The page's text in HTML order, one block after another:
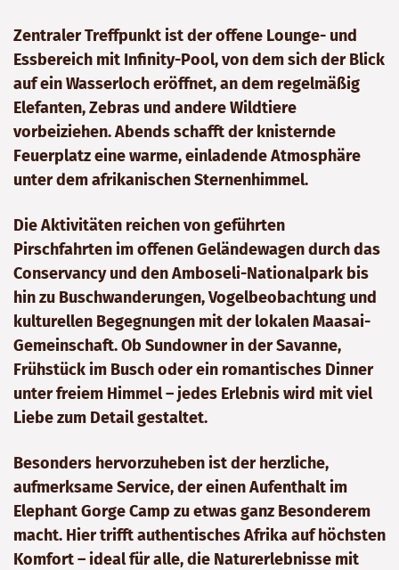
Zentraler Treffpunkt ist der offene Lounge- und
Essbereich mit Infinity-Pool, von dem sich der Blick
auf ein Wasserloch eröffnet, an dem regelmäßig
Elefanten, Zebras und andere Wildtiere
vorbeiziehen. Abends schafft der knisternde
Feuerplatz eine warme, einladende Atmosphäre
unter dem afrikanischen Sternenhimmel.
Die Aktivitäten reichen von geführten
Pirschfahrten im offenen Geländewagen durch das
Conservancy und den Amboseli-Nationalpark bis
hin zu Buschwanderungen, Vogelbeobachtung und
kulturellen Begegnungen mit der lokalen Maasai-
Gemeinschaft. Ob Sundowner in der Savanne,
Frühstück im Busch oder ein romantisches Dinner
unter freiem Himmel – jedes Erlebnis wird mit viel
Liebe zum Detail gestaltet.
Besonders hervorzuheben ist der herzliche,
aufmerksame Service, der einen Aufenthalt im
Elephant Gorge Camp zu etwas ganz Besonderem
macht. Hier trifft authentisches Afrika auf höchsten
Komfort – ideal für alle, die Naturerlebnisse mit